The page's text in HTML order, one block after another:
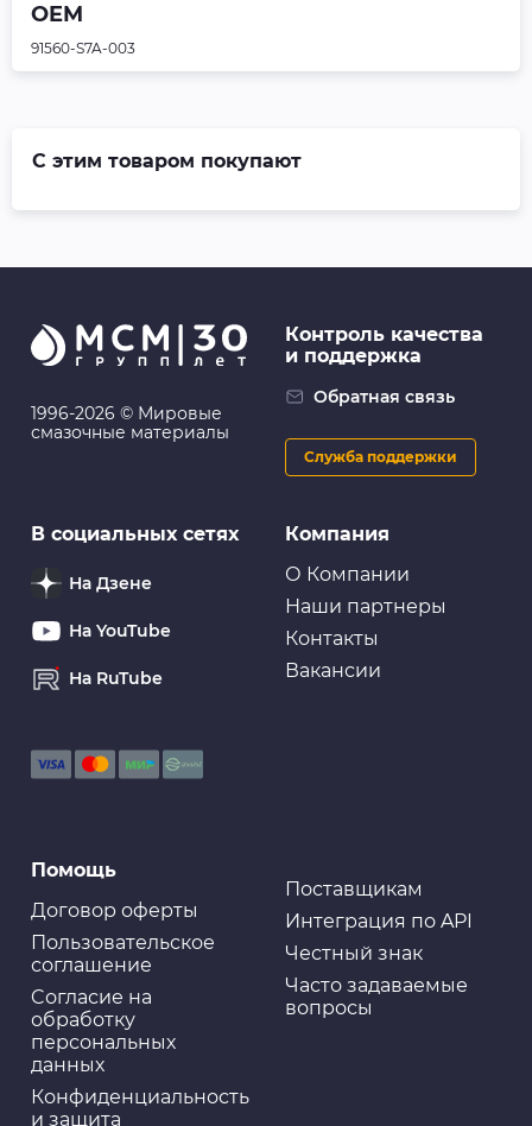
OEM
91560-S7A-003
С этим товаром покупают
1996-2026 © Мировые
смазочные материалы
Компания
О Компании
Наши партнеры
Контакты
Вакансии
Помощь
Договор оферты
Пользовательское
соглашение
Cогласие на
обработку
персональных
данных
Конфиденциальность
и защита
Поставщикам
Интеграция по API
Честный знак
Часто задаваемые
вопросы
Контроль качества
и поддержка
Обратная связь
Служба поддержки
В социальных сетях
На Дзене
На YouTube
На RuTube